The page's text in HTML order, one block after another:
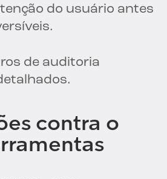
do usuário antes
de auditoria
contra o